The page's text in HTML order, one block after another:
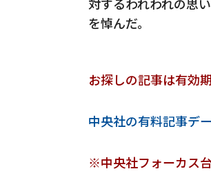
を悼んだ。
お探しの記事は有効
中央社の有料記事デ
※中央社フォーカス